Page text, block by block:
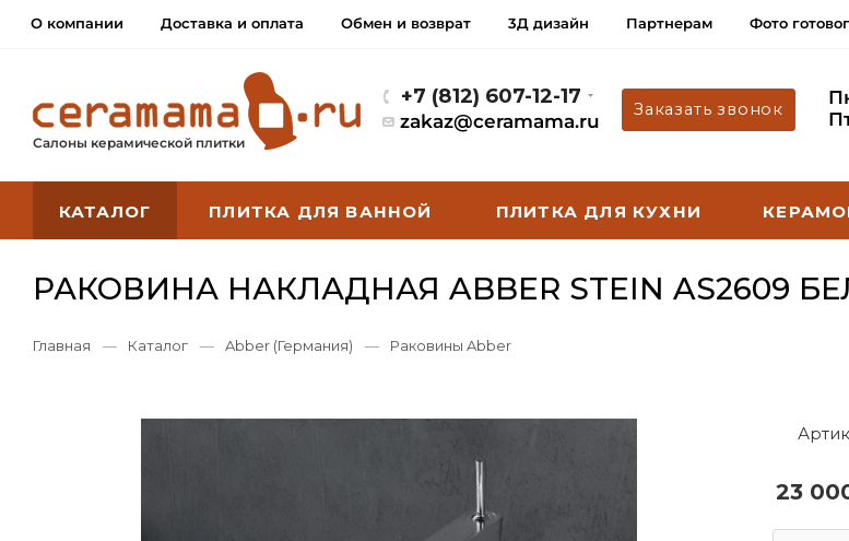
О компании Доставка и оплата Обмен и возврат 3Д дизайн Партнерам Фото
Салоны керамической плитки
+7 (812) 607-12-17
zakaz@ceramama.ru
Заказать звонок
КАТАЛОГ ПЛИТКА ДЛЯ ВАННОЙ ПЛИТКА ДЛЯ КУХНИ
РАКОВИНА НАКЛАДНАЯ ABBER STEIN AS2609
Главная — Каталог — Abber (Германия) — Раковины Abber
23